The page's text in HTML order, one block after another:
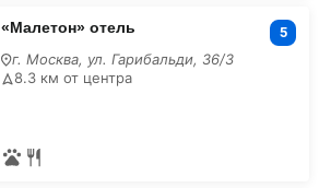
«Малетон» отель 5
г. Москва, ул. Гарибальди, 36/3
8.3 км от центра